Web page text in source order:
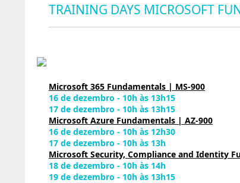
TRAINING DAYS MICROSOFT
Microsoft 365 Fundamentals | MS-900
16 de dezembro - 10h às 13h15
17 de dezembro - 10h às 13h15
Microsoft Azure Fundamentals | AZ-900
16 de dezembro - 10h às 12h30
17 de dezembro - 10h às 13h
Microsoft Security, Compliance and Identity
18 de dezembro - 10h às 14h
19 de dezembro - 10h às 13h15